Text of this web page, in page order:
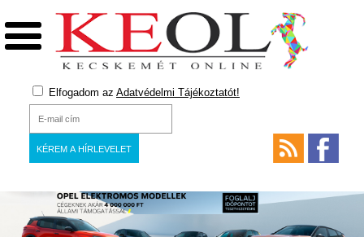
Elfogadom az Adatvédelmi Tájékoztatót!